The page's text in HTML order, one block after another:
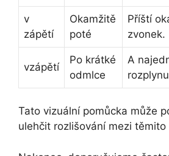
v
zápětí
Okamžitě
poté
Příští
zvonek.
vzápětí
Po krátké
odmlce
A
Tato vizuální pomůcka může
ulehčit rozlišování mezi těmito